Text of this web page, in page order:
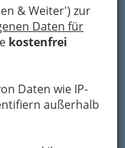
& Weiter') zur
Daten für
kostenfrei
Daten wie IP-
außerhalb